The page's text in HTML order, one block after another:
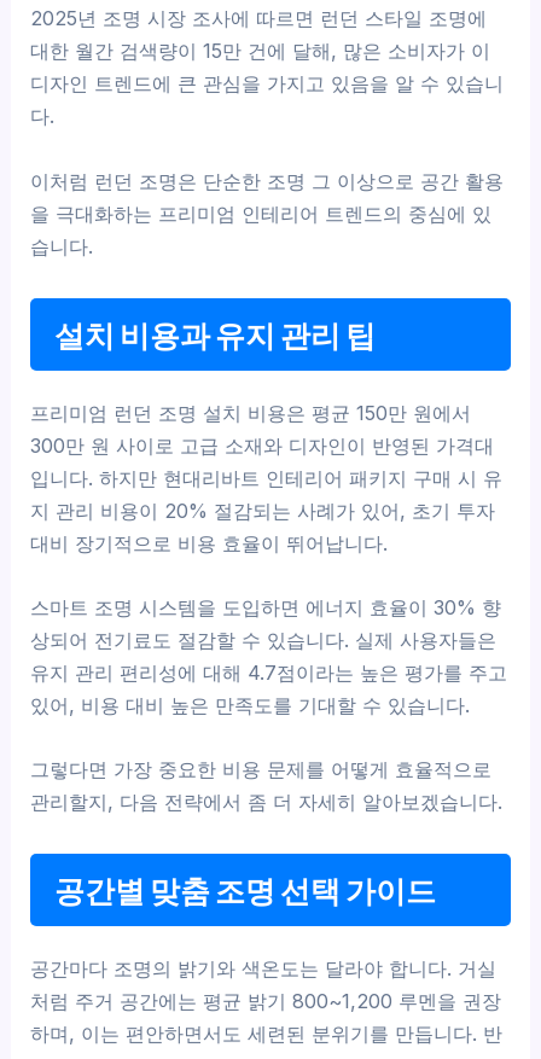
2025년 조명 시장 조사에 따르면 런던 스타일 조명에
대한 월간 검색량이 15만 건에 달해, 많은 소비자가 이
디자인 트렌드에 큰 관심을 가지고 있음을 알 수 있습니
다.
이처럼 런던 조명은 단순한 조명 그 이상으로 공간 활용
을 극대화하는 프리미엄 인테리어 트렌드의 중심에 있
습니다.
설치 비용과 유지 관리 팁
프리미엄 런던 조명 설치 비용은 평균 150만 원에서
300만 원 사이로 고급 소재와 디자인이 반영된 가격대
입니다. 하지만 현대리바트 인테리어 패키지 구매 시 유
지 관리 비용이 20% 절감되는 사례가 있어, 초기 투자
대비 장기적으로 비용 효율이 뛰어납니다.
스마트 조명 시스템을 도입하면 에너지 효율이 30% 향
상되어 전기료도 절감할 수 있습니다. 실제 사용자들은
유지 관리 편리성에 대해 4.7점이라는 높은 평가를 주고
있어, 비용 대비 높은 만족도를 기대할 수 있습니다.
그렇다면 가장 중요한 비용 문제를 어떻게 효율적으로
관리할지, 다음 전략에서 좀 더 자세히 알아보겠습니다.
공간별 맞춤 조명 선택 가이드
공간마다 조명의 밝기와 색온도는 달라야 합니다. 거실
처럼 주거 공간에는 평균 밝기 800~1,200 루멘을 권장
하며, 이는 편안하면서도 세련된 분위기를 만듭니다. 반